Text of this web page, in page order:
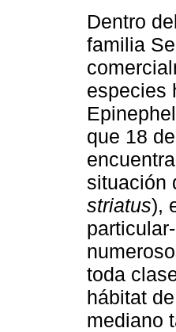
Dentro
familia
especies
que 18
situación
striatus),
toda
hábitat
mediano